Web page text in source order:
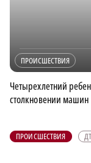
ПРОИСШЕСТВИЯ
Четырехлетний
столкновении
ПРОИСШЕСТВИЯ